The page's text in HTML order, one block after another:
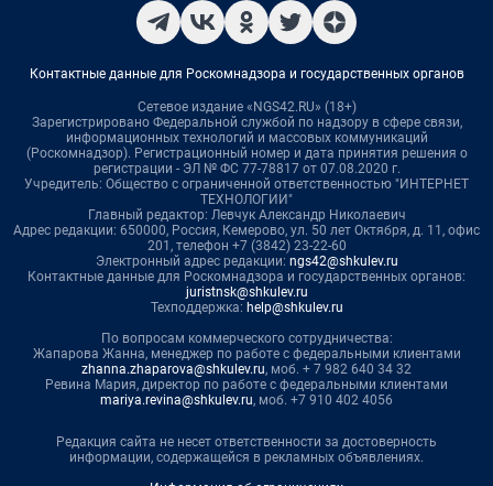
Контактные данные для Роскомнадзора и государственных органов
Сетевое издание «NGS42.RU» (18+)
Зарегистрировано Федеральной службой по надзору в сфере связи,
информационных технологий и массовых коммуникаций
(Роскомнадзор). Регистрационный номер и дата принятия решения о
регистрации - ЭЛ № ФС 77-78817 от 07.08.2020 г.
Учредитель: Общество с ограниченной ответственностью "ИНТЕРНЕТ
ТЕХНОЛОГИИ"
Главный редактор: Левчук Александр Николаевич
Адрес редакции: 650000, Россия, Кемерово, ул. 50 лет Октября, д. 11, офис
201, телефон +7 (3842) 23-22-60
Электронный адрес редакции: ngs42@shkulev.ru
Контактные данные для Роскомнадзора и государственных органов:
juristnsk@shkulev.ru
Техподдержка: help@shkulev.ru
По вопросам коммерческого сотрудничества:
Жапарова Жанна, менеджер по работе с федеральными клиентами
zhanna.zhaparova@shkulev.ru, моб. + 7 982 640 34 32
Ревина Мария, директор по работе с федеральными клиентами
mariya.revina@shkulev.ru, моб. +7 910 402 4056
Редакция сайта не несет ответственности за достоверность
информации, содержащейся в рекламных объявлениях.